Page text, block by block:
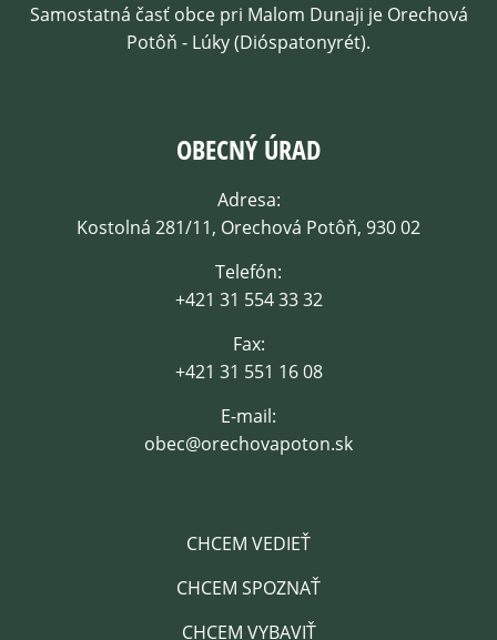
Samostatná časť obce pri Malom Dunaji je Orechová
Potôň - Lúky (Dióspatonyrét).
CHCEM VEDIEŤ
CHCEM SPOZNAŤ
CHCEM VYBAVIŤ
OBECNÝ ÚRAD
Adresa:
Kostolná 281/11, Orechová Potôň, 930 02
Telefón:
+421 31 554 33 32
Fax:
+421 31 551 16 08
E-mail:
obec@orechovapoton.sk